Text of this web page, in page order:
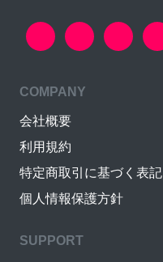
COMPANY
会社概要
利用規約
特定商取引に基づく表記
個人情報保護方針
SUPPORT